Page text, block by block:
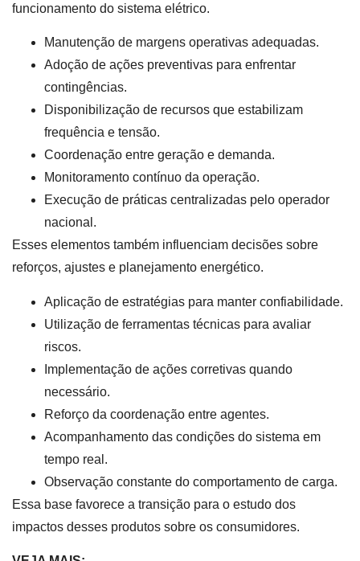
funcionamento do sistema elétrico.
Manutenção de margens operativas adequadas.
Adoção de ações preventivas para enfrentar
contingências.
Disponibilização de recursos que estabilizam
frequência e tensão.
Coordenação entre geração e demanda.
Monitoramento contínuo da operação.
Execução de práticas centralizadas pelo operador
nacional.
Esses elementos também influenciam decisões sobre
reforços, ajustes e planejamento energético.
Aplicação de estratégias para manter confiabilidade.
Utilização de ferramentas técnicas para avaliar
riscos.
Implementação de ações corretivas quando
necessário.
Reforço da coordenação entre agentes.
Acompanhamento das condições do sistema em
tempo real.
Observação constante do comportamento de carga.
Essa base favorece a transição para o estudo dos
impactos desses produtos sobre os consumidores.